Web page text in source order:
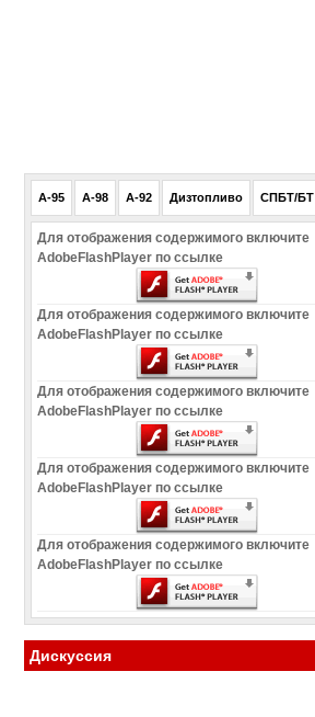
A-95 A-98 A-92 Дизтопливо СПБТ/БТ
Для отображения содержимого включите
AdobeFlashPlayer по ссылке
Для отображения содержимого включите
AdobeFlashPlayer по ссылке
Для отображения содержимого включите
AdobeFlashPlayer по ссылке
Для отображения содержимого включите
AdobeFlashPlayer по ссылке
Для отображения содержимого включите
AdobeFlashPlayer по ссылке
Дискуссия